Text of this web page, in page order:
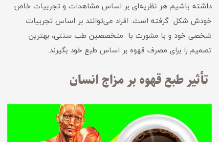
داشته باشیم هر نظریه‌ای بر اساس مشاهدات و تجربیات خاص
خودش شکل گرفته است. افراد می‌توانند بر اساس تجربیات
شخصی خود و با مشورت با متخصصین طب سنتی، بهترین
تصمیم را برای مصرف قهوه بر اساس طبع خود بگیرند.
تأثیر طبع قهوه بر مزاج انسان